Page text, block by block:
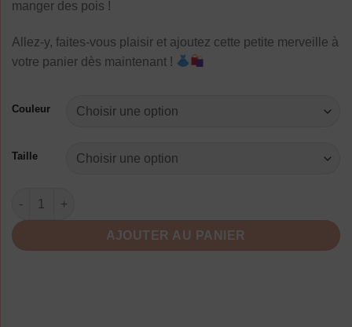
manger des pois !
Allez-y, faites-vous plaisir et ajoutez cette petite merveille à
votre panier dès maintenant !
Couleur
Taille
quantité de Robe De Grossesse À Pois Fluide Maternité
AJOUTER AU PANIER